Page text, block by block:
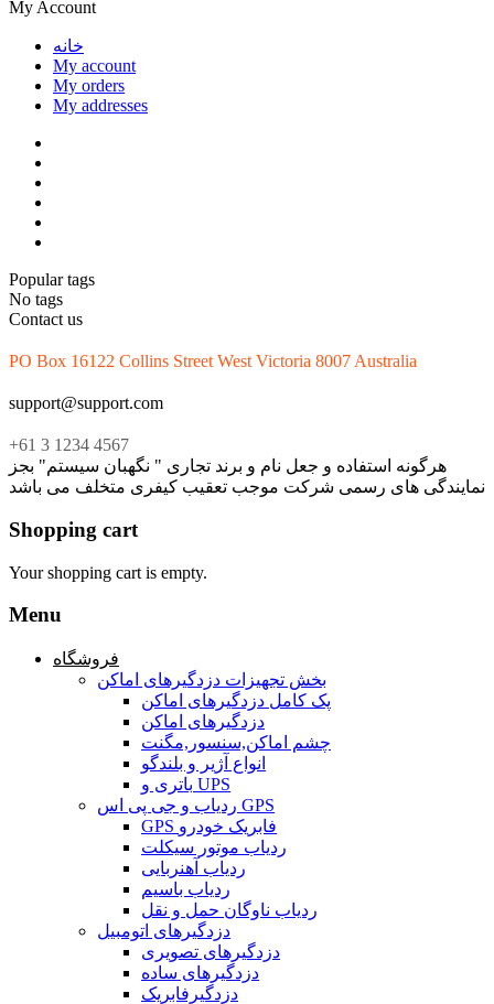
My Account
خانه
My account
My orders
My addresses
Popular tags
No tags
Contact us
PO Box 16122 Collins Street West Victoria 8007 Australia
support@support.com
+61 3 1234 4567
هرگونه استفاده و جعل نام و برند تجاری " نگهبان سیستم" بجز
نمایندگی های رسمی شرکت موجب تعقیب کیفری متخلف می باشد
Shopping cart
Your shopping cart is empty.
Menu
فروشگاه
بخش تجهیزات دزدگیرهای اماکن
پک کامل دزدگیرهای اماکن
دزدگیرهای اماکن
چشم اماکن,سنسور,مگنت
انواع آژیر و بلندگو
باتری و UPS
ردیاب و جی پی اس GPS
GPS فابریک خودرو
ردیاب موتور سیکلت
ردیاب آهنربایی
ردیاب باسیم
ردیاب ناوگان حمل و نقل
دزدگیرهای اتومبیل
دزدگیرهای تصویری
دزدگیرهای ساده
دزدگیرفابریک